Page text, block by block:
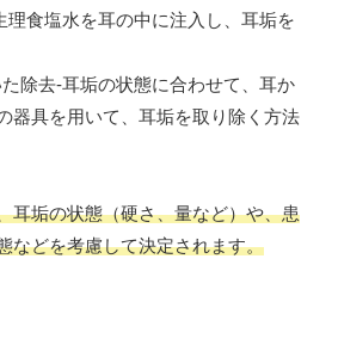
理食塩水を耳の中に注入し、耳垢を
除去-耳垢の状態に合わせて、耳か
器具を用いて、耳垢を取り除く方法
耳垢の状態（硬さ、量など）や、患
などを考慮して決定されます。